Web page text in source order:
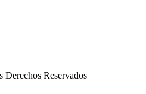
Reservados